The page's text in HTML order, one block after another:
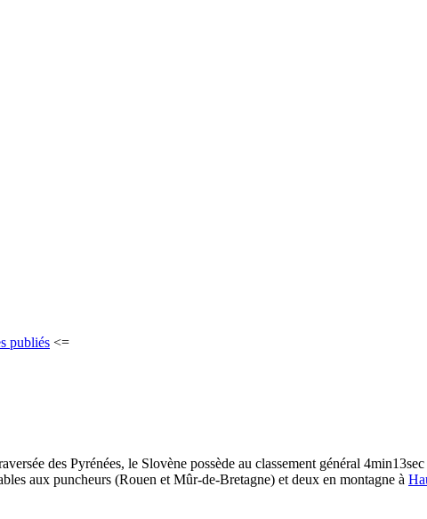
publiés <=
des Pyrénées, le Slovène possède au classement général
aux puncheurs (Rouen et Mûr-de-Bretagne) et deux en montagne à